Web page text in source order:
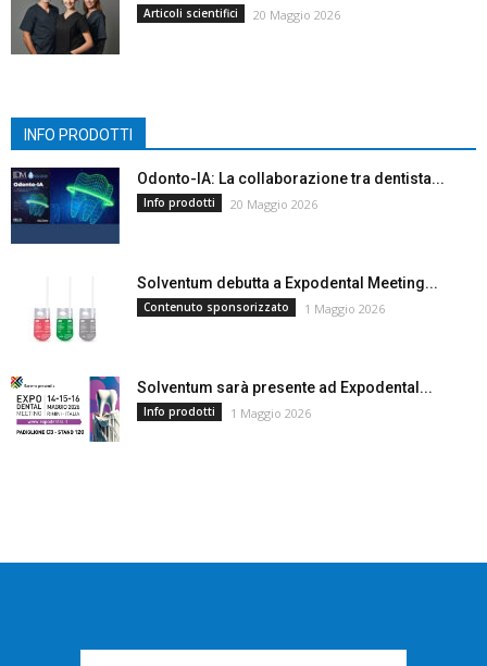
Articoli scientifici 20 Maggio 2026
INFO PRODOTTI
Odonto-IA: La collaborazione tra dentista...
Info prodotti 20 Maggio 2026
Solventum debutta a Expodental Meeting...
Contenuto sponsorizzato 1 Maggio 2026
Solventum sarà presente ad Expodental...
Info prodotti 1 Maggio 2026